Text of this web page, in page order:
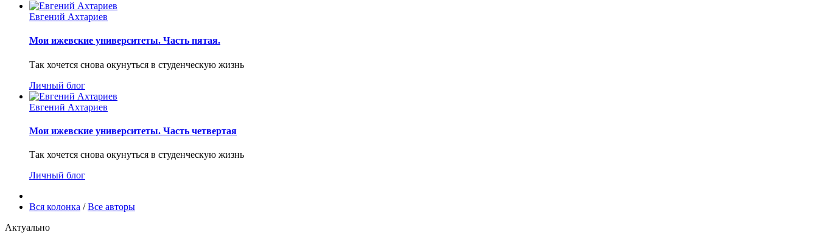
Евгений Ахтариев
Мои ижевские университеты. Часть пятая.
Так хочется снова окунуться в студенческую жизнь
Личный блог
Евгений Ахтариев
Мои ижевские университеты. Часть четвертая
Так хочется снова окунуться в студенческую жизнь
Личный блог
Вся колонка /Все авторы
Актуально